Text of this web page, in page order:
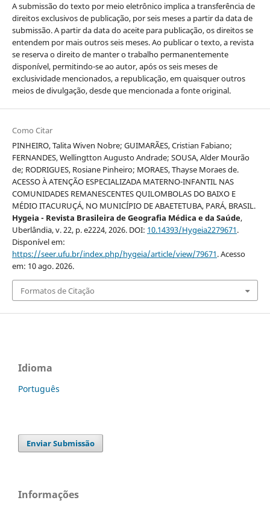
A submissão do texto por meio eletrônico implica a transferência de
direitos exclusivos de publicação, por seis meses a partir da data de
submissão. A partir da data do aceite para publicação, os direitos se
entendem por mais outros seis meses. Ao publicar o texto, a revista
se reserva o direito de manter o trabalho permanentemente
disponível, permitindo-se ao autor, após os seis meses de
exclusividade mencionados, a republicação, em quaisquer outros
meios de divulgação, desde que mencionada a fonte original.
Como Citar
PINHEIRO, Talita Wiven Nobre; GUIMARÃES, Cristian Fabiano;
FERNANDES, Wellingtton Augusto Andrade; SOUSA, Alder Mourão
de; RODRIGUES, Rosiane Pinheiro; MORAES, Thayse Moraes de.
ACESSO À ATENÇÃO ESPECIALIZADA MATERNO-INFANTIL NAS
COMUNIDADES REMANESCENTES QUILOMBOLAS DO BAIXO E
MÉDIO ITACURUÇÁ, NO MUNICÍPIO DE ABAETETUBA, PARÁ, BRASIL.
Hygeia - Revista Brasileira de Geografia Médica e da Saúde,
Uberlândia, v. 22, p. e2224, 2026. DOI: 10.14393/Hygeia2279671.
Disponível em:
https://seer.ufu.br/index.php/hygeia/article/view/79671. Acesso
em: 10 ago. 2026.
Formatos de Citação
Idioma
Português
Enviar Submissão
Informações